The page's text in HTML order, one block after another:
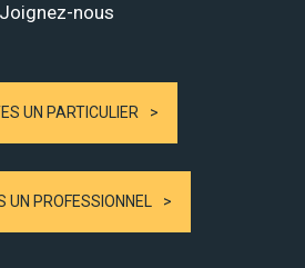
Joignez-nous
UN PARTICULIER
UN PROFESSIONNEL